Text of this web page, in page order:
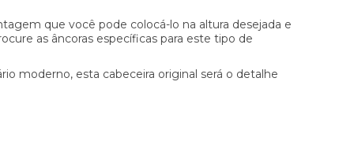
que você pode colocá-lo na altura desejada e
as âncoras específicas para este tipo de
moderno, esta cabeceira original será o detalhe